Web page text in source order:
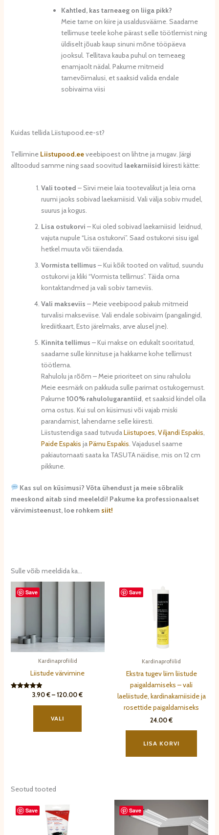
Kahtled, kas tarneaeg on liiga pikk?
Meie tarne on kiire ja usaldusväärne. Saadame
tellimuse teele kohe pärast selle töötlemist ning
üldiselt jõuab kaup sinuni mõne tööpäeva
jooksul. Tellitava kauba puhul on terneaeg
enamjaolt nädal. Pakume mitmeid
tarnevõimalusi, et saaksid valida endale
sobivaima viisi
Kuidas tellida Liistupood.ee-st?
Tellimine Liistupood.eeveebipoest on lihtne ja mugav. Järgi
alltoodud samme ning saad soovitud laekarniisid kiiresti kätte:
Vali tooted – Sirvi meie laia tootevalikut ja leia oma
ruumi jaoks sobivad laekarniisid. Vali välja sobiv mudel,
suurus ja kogus.
Lisa ostukorvi – Kui oled sobivad laekarniisid leidnud,
vajuta nupule “Lisa ostukorvi”. Saad ostukorvi sisu igal
hetkel muuta või täiendada.
Vormista tellimus – Kui kõik tooted on valitud, suundu
ostukorvi ja kliki “Vormista tellimus”. Täida oma
kontaktandmed ja vali sobiv tarneviis.
Vali makseviis – Meie veebipood pakub mitmeid
turvalisi makseviise. Vali endale sobivaim (pangalingid,
krediitkaart, Esto järelmaks, arve alusel jne).
Kinnita tellimus – Kui makse on edukalt sooritatud,
saadame sulle kinnituse ja hakkame kohe tellimust
töötlema.
Rahulolu ja rõõm – Meie prioriteet on sinu rahulolu
Meie eesmärk on pakkuda sulle parimat ostukogemust.
Pakume100% rahulolugarantiid, et saaksid kindel olla
oma ostus. Kui sul on küsimusi või vajab miski
parandamist, lahendame selle kiiresti.
Liistustendiga saad tutvudaLiistupoes, Viljandi Espakis,
Paide Espakis jaPärnu Espakis. Vajadusel saame
pakiautomaati saata ka TASUTA näidise, mis on 12 cm
pikkune.
Kas sul on küsimusi? Võta ühendust ja meie sõbralik
meeskond aitab sind meeleldi! Pakume ka professionaalset
värvimisteenust, loe rohkem siit!
Sulle võib meeldida ka…
Save
Kardinaprofiilid
Liistude värvimine
Hinnanguga3.90€ – 120.00€Hinnavahemik:
VALI
Sellel
on
Save
Kardinaprofiilid
Ekstra tugev liim liistude
paigaldamiseks – vali
laeliistude, kardinakarniiside ja
rosettide paigaldamiseks
24.00€
LISA KORVI
Seotud tooted
Save Save